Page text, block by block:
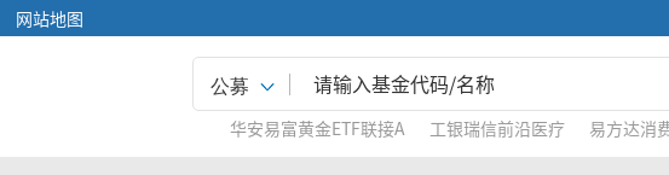
网站地图
公募
华安易富黄金ETF联接A 工银瑞信前沿医疗 易方达消